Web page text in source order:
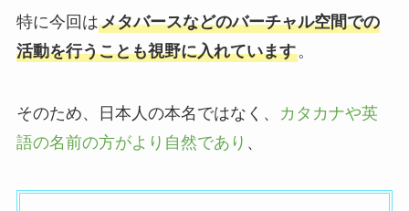
特に今回はメタバースなどのバーチャル空間での
活動を行うことも視野に入れています。
そのため、日本人の本名ではなく、
カタカナや英
語の名前の方がより自然であり 、